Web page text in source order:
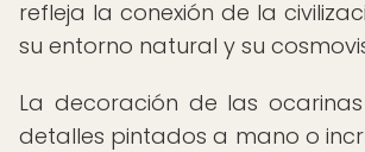
refleja la conexión de la
su entorno natural y su
La decoración de las
detalles pintados a mano o